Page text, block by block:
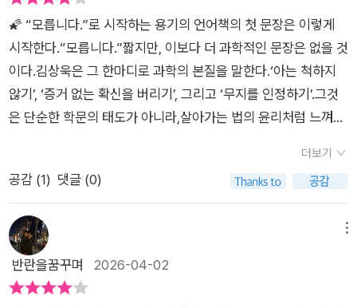
상지역(anomaly)에 우리가 있다는 것을 문득 깨닫는 순간이다.
잘게 쪼개어 본질을 이해하려는 물리학자의 시선과, 멀리 있는 대
상을 면밀히 관찰하는 천문학자의 태도는 정반대처럼 보이지만
이 책에서는 서로를 보완하며 더욱 넓은 사유의 장을 연다. 두 저
자가 나눈 글은 과학적 질문에서 출발해 민주주의의 역사, 동서양
의 그림, 기억과 죽음, 미신과 습관 같은 인문학적 주제로 확장되
며, 정답을 찾기보다 질문을 이어가는 과학의 본질을 드러낸다.
김상욱과 심채경의 글은 경계를 허물고 장르를 넘나들면서 과학
운다. 평범한 일상 속에 스며든 과학적 통찰은 우리가 세상을 바
라보는 방식을 새롭게 바꾼다. 과학을 설명하기보다 삶을 살아가
는 태도를 드러내어 독자에게 친밀하면서도 깊은 대화의 자리를
마련하는 『과학산문』은, 과학이 멀고 낯선 것이 아니라 우리 삶
끼었으면 아마도 녹화가 끝나지 않을 것을 염려했을 수도 있겠다.
🤭) 선을 넘는 프로에서 박사님의 말 하는 톤에 반한 나는 박사님
의 책을 읽고 완전 빠져버렸다. 너무 멋진 사람이잖아!!! (내 딸을
이렇게 키워야겠다!라는 생각. 모델링을 만난 기분) 내 주변 책에
관심이 조금이라도 있는 분이라면 누구나에게 <천문학자는 별을
보지 않는다.>를 추천했었다. 복복서가 만듦. (김영하 작가님 관
련 / 책 만듦새 좋기로 유명한 출판사)김상욱 심채경의 서간문이
지는 그 느낌을 다시 느끼고 싶으시다면 지금 당장 과학 산문을~
다정한 과학자들이시라 초등부터 성인까지 읽을 수 있는 난이도
로 기록하셨음.두 박사님 모두 요즘 시대가 말하는 이문과 통합형
인재이시지만, 김상욱 박사의 글은 작은 단초에서 알파만파 퍼지
🌠 “모릅니다.”로 시작하는 용기의 언어책의 첫 문장은 이렇게
시작한다.“모릅니다.”짧지만, 이보다 더 과학적인 문장은 없을 것
이다.김상욱은 그 한마디로 과학의 본질을 말한다.‘아는 척하지
않기’, ‘증거 없는 확신을 버리기’, 그리고 ‘무지를 인정하기’.그것
은 단순한 학문의 태도가 아니라,살아가는 법의 윤리처럼 느껴졌
된다.그 순간 과학은 이성의 언어를 넘어, 겸손한 인간의 시학으
로 변한다.☄️ 과학이 감정을 만날 때심채경은 천문학을 ‘감정의
보고 있기 때문에 반짝이는 것”이라 말한다.“별은 원래 반짝이지
않는다.우리가 보고 있기 때문에, 그토록 찬란히 반짝인다.”이 한
문장은 천문학이 아니라 응시의 철학에 가깝다.우리가 바라볼 때
더보기
공감 (1) 댓글 (0)
반란을꿈꾸며 2026-04-02